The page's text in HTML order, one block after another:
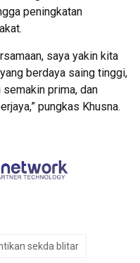
peningkatan
saya yakin kita
berdaya saing tinggi,
prima, dan
pungkas Khusna.
sekda blitar